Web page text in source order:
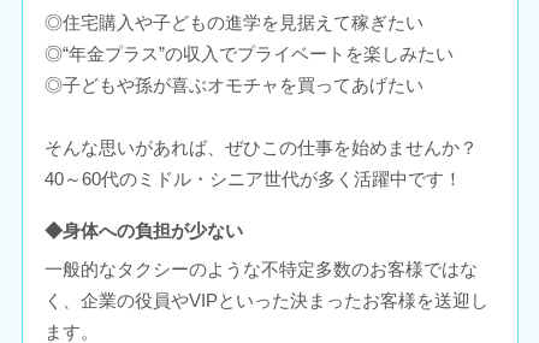
◎住宅購入や子どもの進学を見据えて稼ぎたい
◎“年金プラス”の収入でプライベートを楽しみたい
◎子どもや孫が喜ぶオモチャを買ってあげたい
そんな思いがあれば、ぜひこの仕事を始めませんか？
40～60代のミドル・シニア世代が多く活躍中です！
◆身体への負担が少ない
一般的なタクシーのような不特定多数のお客様ではな
く、企業の役員やVIPといった決まったお客様を送迎し
ます。